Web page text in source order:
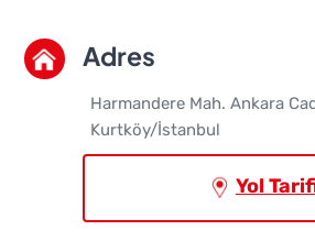
Adres
Harmandere Mah. Ankara
Kurtköy/İstanbul
Yol